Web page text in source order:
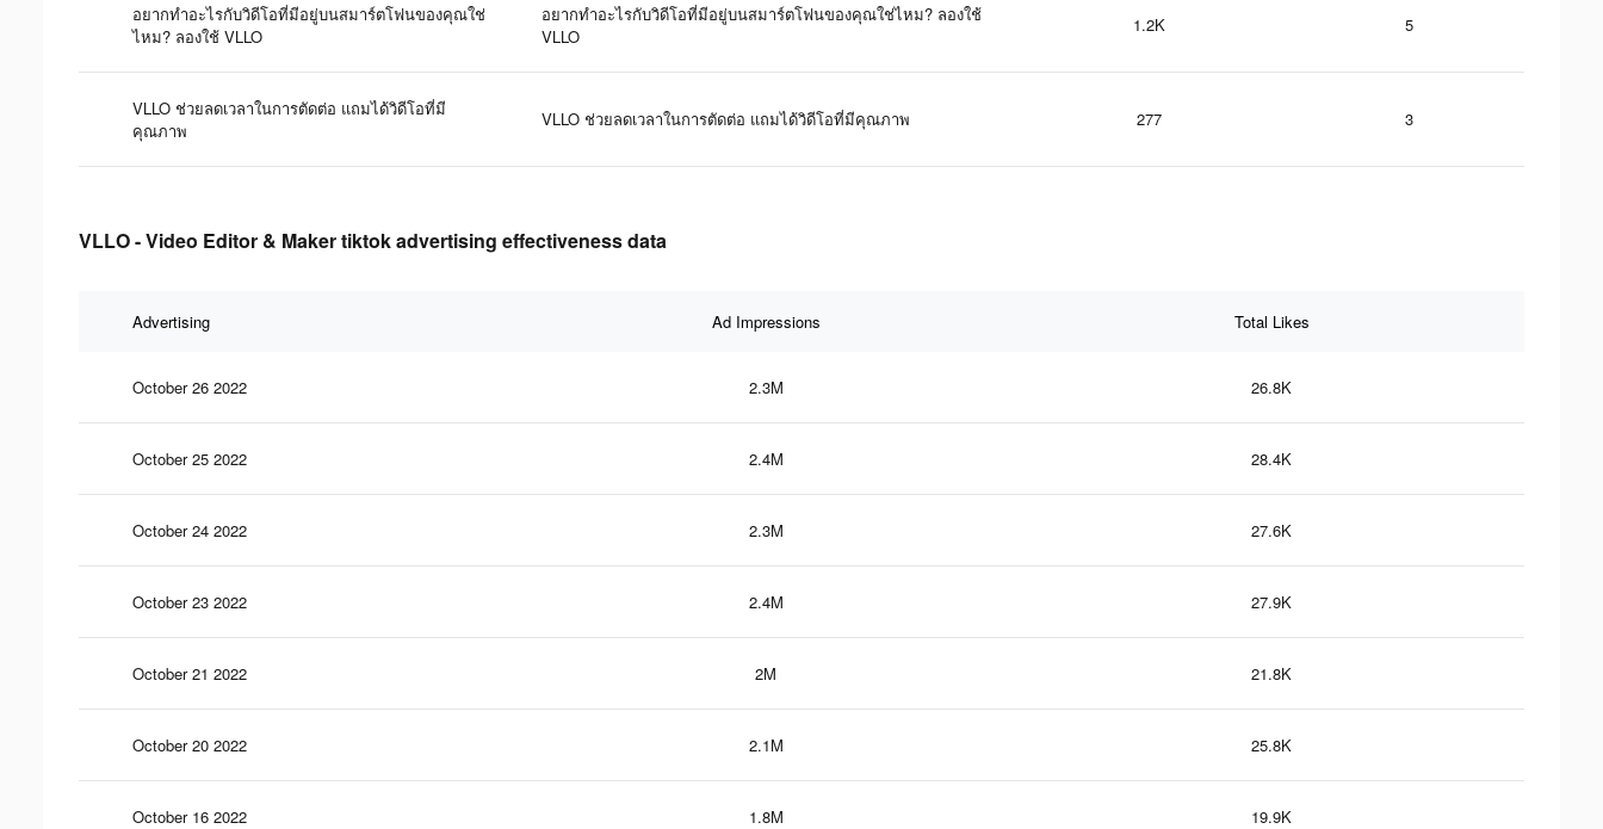
อยากทำอะไรกับวิดีโอที่มีอยู่บนสมาร์ตโฟนของคุณใช่
ไหม? ลองใช้ VLLO
อยากทำอะไรกับวิดีโอที่มีอยู่บนสมาร์ตโฟนของคุณใช่ไหม? ลองใช้
VLLO
1.2K 5
VLLO ช่วยลดเวลาในการตัดต่อ แถมได้วิดีโอที่มี
คุณภาพ
VLLO ช่วยลดเวลาในการตัดต่อ แถมได้วิดีโอที่มีคุณภาพ 277 3
VLLO - Video Editor & Maker tiktok advertising effectiveness data
Advertising Ad Impressions Total Likes
October 26 2022 2.3M 26.8K
October 25 2022 2.4M 28.4K
October 24 2022 2.3M 27.6K
October 23 2022 2.4M 27.9K
October 21 2022 2M 21.8K
October 20 2022 2.1M 25.8K
October 16 2022 1.8M 19.9K